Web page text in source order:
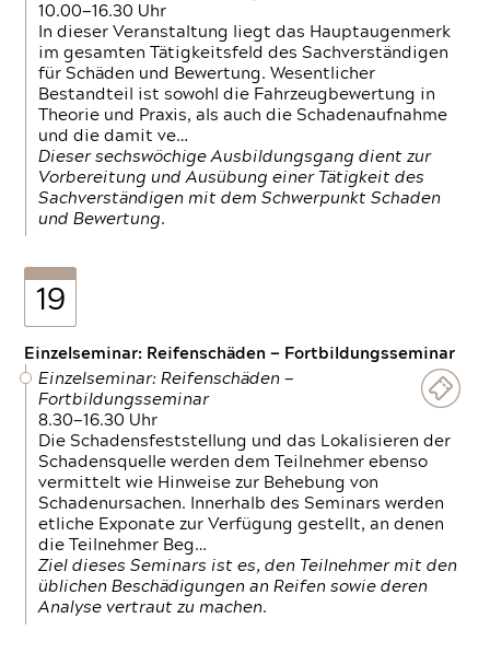
10.00—16.30 Uhr
In dieser Veranstaltung liegt das Hauptaugenmerk
im gesamten Tätigkeitsfeld des Sachverständigen
für Schäden und Bewertung. Wesentlicher
Bestandteil ist sowohl die Fahrzeugbewertung in
Theorie und Praxis, als auch die Schadenaufnahme
und die damit ve…
Dieser sechswöchige Ausbildungsgang dient zur
Vorbereitung und Ausübung einer Tätigkeit des
Sachverständigen mit dem Schwerpunkt Schaden
und Bewertung.
19
Einzelseminar: Reifenschäden — Fortbildungsseminar
Einzelseminar: Reifenschäden —
Fortbildungsseminar
8.30—16.30 Uhr
Die Schadensfeststellung und das Lokalisieren der
Schadensquelle werden dem Teilnehmer ebenso
vermittelt wie Hinweise zur Behebung von
Schadenursachen. Innerhalb des Seminars werden
etliche Exponate zur Verfügung gestellt, an denen
die Teilnehmer Beg…
Ziel dieses Seminars ist es, den Teilnehmer mit den
üblichen Beschädigungen an Reifen sowie deren
Analyse vertraut zu machen.